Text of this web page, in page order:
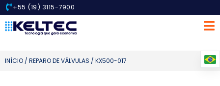
+55 (19) 3115-7900
INÍCIO / REPARO DE VÁLVULAS / KX500-017